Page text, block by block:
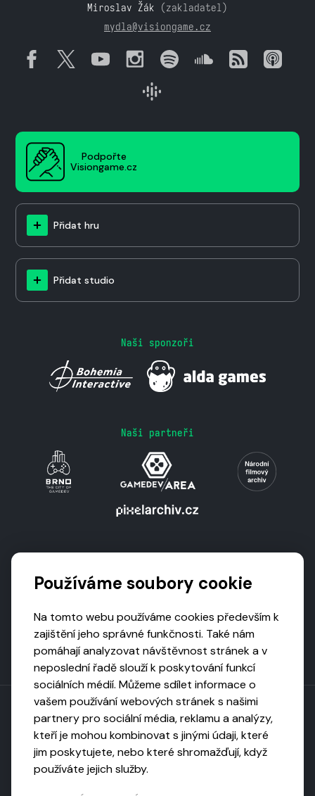
Miroslav Žák (zakladatel)
mydla@visiongame.cz
Podpořte
Visiongame.cz
Přidat hru
Přidat studio
Naši sponzoři
Naši partneři
Toto dílo podléhá licenci CC BY-NC-ND
Uveďte původ, neužívejte komerčně, nezpracovávejte.
Používáme soubory cookie
Na tomto webu používáme cookies především k
zajištění jeho správné funkčnosti. Také nám
pomáhají analyzovat návštěvnost stránek a v
neposlední řadě slouží k poskytování funkcí
sociálních médií. Můžeme sdílet informace o
vašem používání webových stránek s našimi
partnery pro sociální média, reklamu a analýzy,
kteří je mohou kombinovat s jinými údaji, které
jim poskytujete, nebo které shromažďují, když
používáte jejich služby.